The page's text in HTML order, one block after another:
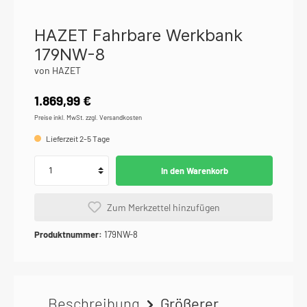
HAZET Fahrbare Werkbank
179NW-8
von HAZET
1.869,99 €
Preise inkl. MwSt. zzgl. Versandkosten
Lieferzeit 2-5 Tage
In den Warenkorb
Zum Merkzettel hinzufügen
Produktnummer: 179NW-8
Beschreibung Größerer